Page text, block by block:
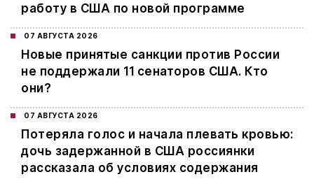
работу в США по новой программе
07 АВГУСТА 2026
Новые принятые санкции против России
не поддержали 11 сенаторов США. Кто
они?
07 АВГУСТА 2026
Потеряла голос и начала плевать кровью:
дочь задержанной в США россиянки
рассказала об условиях содержания